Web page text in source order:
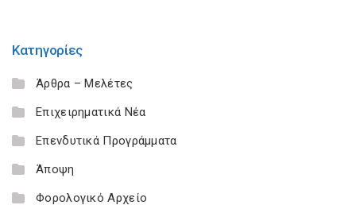
Κατηγορίες
Άρθρα – Μελέτες
Επιχειρηματικά Νέα
Επενδυτικά Προγράμματα
Άποψη
Φορολογικό Αρχείο